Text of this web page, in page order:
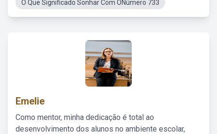
O Que Significado Sonhar Com ONúmero 733
Emelie
Como mentor, minha dedicação é total ao
desenvolvimento dos alunos no ambiente escolar,